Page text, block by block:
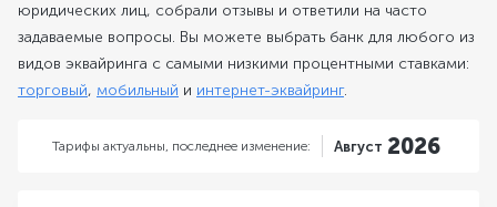
юридических лиц, собрали отзывы и ответили на часто
задаваемые вопросы. Вы можете выбрать банк для любого из
видов эквайринга с самыми низкими процентными ставками:
торговый, мобильный и интернет-эквайринг.
Тарифы актуальны, последнее изменение: Август 2026